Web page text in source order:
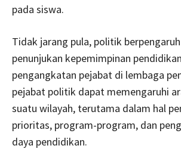
pada siswa.
Tidak jarang pula, politik
penunjukan kepemimpinan
pengangkatan pejabat di lembaga
pejabat politik dapat memengaruhi
suatu wilayah, terutama dalam hal
prioritas, program-program, dan
daya pendidikan.